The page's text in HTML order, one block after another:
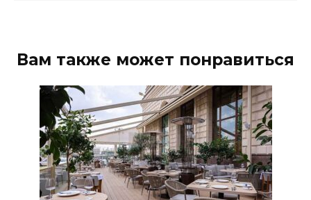
Вам также может понравиться